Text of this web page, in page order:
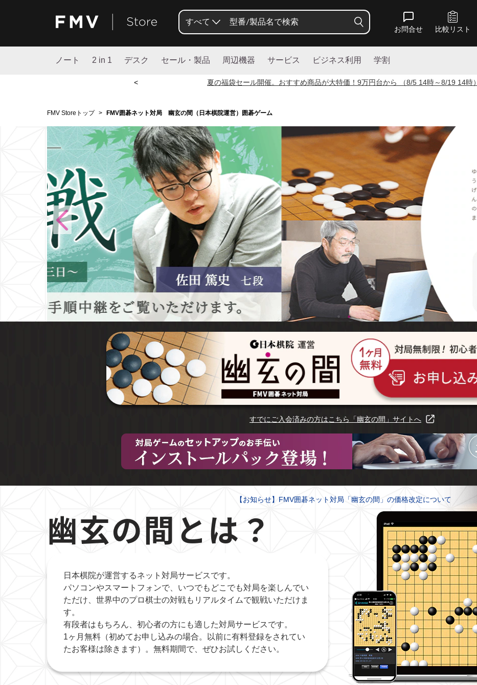
すべて
お問合せ 比較リスト
ノート 2 in 1 デスク セール・製品 周辺機器 サービス ビジネス利用 学割
夏の福袋セール開催。おすすめ商品が大特価！ 9万円台から （8/5 14時～8/19 14時）
<
FMV Storeトップ > FMV囲碁ネット対局 幽玄の間（日本棋院運営）囲碁ゲーム
すでにご入会済みの方はこちら 「幽玄の間」サイトへ
【お知らせ】FMV囲碁ネット対局「幽玄の間」の価格改定について
幽玄の間とは？
日本棋院が運営するネット対局サービスです。
パソコンやスマートフォンで、いつでもどこでも対局を楽しんでい
ただけ、世界中のプロ棋士の対戦もリアルタイムで観戦いただけま
す。
有段者はもちろん、初心者の方にも適した対局サービスです。
1ヶ月無料（初めてお申し込みの場合。以前に有料登録をされてい
たお客様は除きます）。無料期間で、ぜひお試しください。